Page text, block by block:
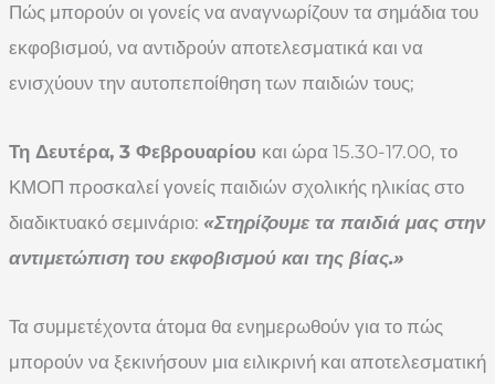
Πώς μπορούν οι γονείς να αναγνωρίζουν τα σημάδια του
εκφοβισμού, να αντιδρούν αποτελεσματικά και να
ενισχύουν την αυτοπεποίθηση των παιδιών τους;
Τη Δευτέρα, 3 Φεβρουαρίου και ώρα 15.30-17.00, το
ΚΜΟΠ προσκαλεί γονείς παιδιών σχολικής ηλικίας στο
διαδικτυακό σεμινάριο: «Στηρίζουμε τα παιδιά μας στην
αντιμετώπιση του εκφοβισμού και της βίας.»
Τα συμμετέχοντα άτομα θα ενημερωθούν για το πώς
μπορούν να ξεκινήσουν μια ειλικρινή και αποτελεσματική